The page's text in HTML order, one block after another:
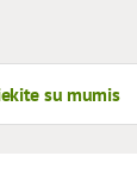
su mumis